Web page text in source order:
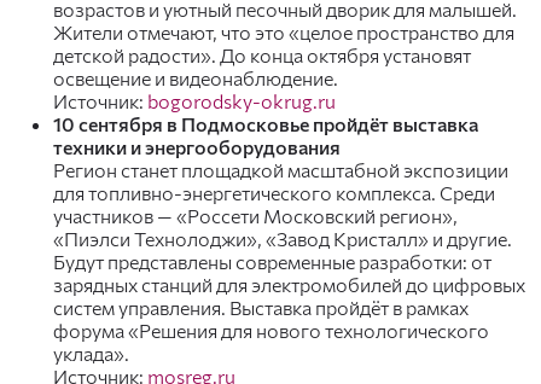
возрастов и уютный песочный дворик для малышей.
Жители отмечают, что это «целое пространство для
детской радости». До конца октября установят
освещение и видеонаблюдение.
Источник: bogorodsky-okrug.ru
10 сентября в Подмосковье пройдёт выставка
техники и энергооборудования
Регион станет площадкой масштабной экспозиции
для топливно-энергетического комплекса. Среди
участников — «Россети Московский регион»,
«Пиэлси Технолоджи», «Завод Кристалл» и другие.
Будут представлены современные разработки: от
зарядных станций для электромобилей до цифровых
систем управления. Выставка пройдёт в рамках
форума «Решения для нового технологического
уклада».
Источник: mosreg.ru